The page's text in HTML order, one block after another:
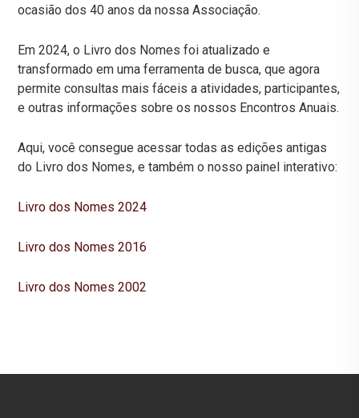
ocasião dos 40 anos da nossa Associação.
Em 2024, o Livro dos Nomes foi atualizado e
transformado em uma ferramenta de busca, que agora
permite consultas mais fáceis a atividades, participantes,
e outras informações sobre os nossos Encontros Anuais.
Aqui, você consegue acessar todas as edições antigas
do Livro dos Nomes, e também o nosso painel interativo:
Livro dos Nomes 2024
Livro dos Nomes 2016
​Livro dos Nomes 2002​